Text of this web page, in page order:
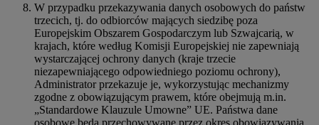
W przypadku przekazywania danych osobowych do państw
trzecich, tj. do odbiorców mających siedzibę poza
Europejskim Obszarem Gospodarczym lub Szwajcarią, w
krajach, które według Komisji Europejskiej nie zapewniają
wystarczającej ochrony danych (kraje trzecie
niezapewniającego odpowiedniego poziomu ochrony),
Administrator przekazuje je, wykorzystując mechanizmy
zgodne z obowiązującym prawem, które obejmują m.in.
„Standardowe Klauzule Umowne” UE. Państwa dane
osobowe będą przechowywane przez okres obowiązywania